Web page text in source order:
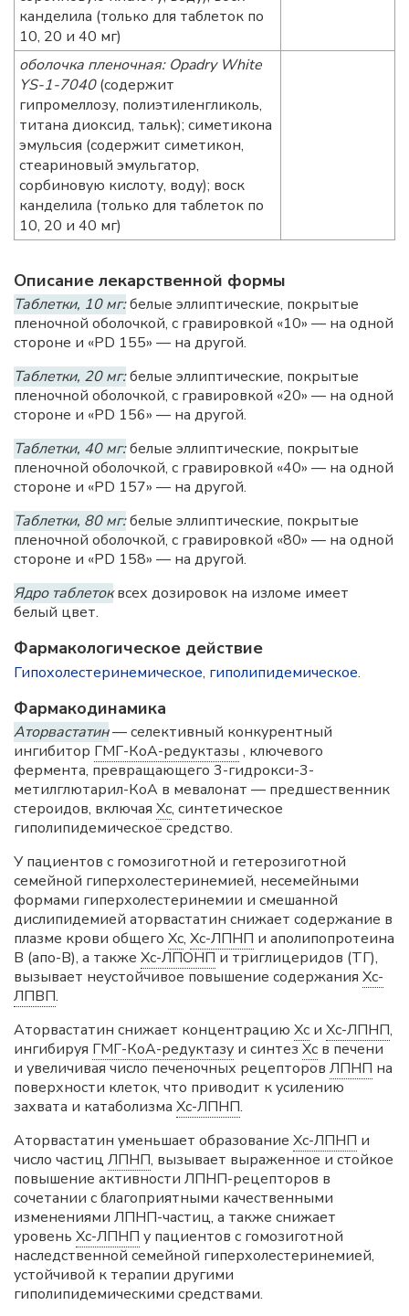
канделила (только для таблеток по
10, 20 и 40 мг)
оболочка пленочная: Opadry White
YS-1-7040(содержит
гипромеллозу, полиэтиленгликоль,
титана диоксид, тальк); симетикона
эмульсия (содержит симетикон,
стеариновый эмульгатор,
сорбиновую кислоту, воду); воск
канделила (только для таблеток по
10, 20 и 40 мг)
Описание лекарственной формы
Таблетки, 10 мг:белые эллиптические, покрытые
пленочной оболочкой, с гравировкой «10» — на одной
стороне и «PD 155» — на другой.
Таблетки, 20 мг:белые эллиптические, покрытые
пленочной оболочкой, с гравировкой «20» — на одной
стороне и «PD 156» — на другой.
Таблетки, 40 мг:белые эллиптические, покрытые
пленочной оболочкой, с гравировкой «40» — на одной
стороне и «PD 157» — на другой.
Таблетки, 80 мг:белые эллиптические, покрытые
пленочной оболочкой, с гравировкой «80» — на одной
стороне и «PD 158» — на другой.
Ядро таблетоквсех дозировок на изломе имеет
белый цвет.
Фармакологическое действие
Гипохолестеринемическое, гиполипидемическое.
Фармакодинамика
Аторвастатин— селективный конкурентный
ингибитор ГМГ-КоА-редуктазы , ключевого
фермента, превращающего 3-гидрокси-3-
метилглютарил-КоА в мевалонат — предшественник
стероидов, включая Хс, синтетическое
гиполипидемическое средство.
У пациентов с гомозиготной и гетерозиготной
семейной гиперхолестеринемией, несемейными
формами гиперхолестеринемии и смешанной
дислипидемией аторвастатин снижает содержание в
плазме крови общего Хс, Хс-ЛПНП и аполипопротеина
В (апо-В), а также Хс-ЛПОНП и триглицеридов (ТГ),
вызывает неустойчивое повышение содержания Хс-
ЛПВП.
Аторвастатин снижает концентрацию Хс и Хс-ЛПНП,
ингибируя ГМГ-КоА-редуктазу и синтез Хс в печени
и увеличивая число печеночных рецепторов ЛПНП на
поверхности клеток, что приводит к усилению
захвата и катаболизма Хс-ЛПНП.
Аторвастатин уменьшает образование Хс-ЛПНП и
число частиц ЛПНП, вызывает выраженное и стойкое
повышение активности ЛПНП-рецепторов в
сочетании с благоприятными качественными
изменениями ЛПНП-частиц, а также снижает
уровень Хс-ЛПНП у пациентов с гомозиготной
наследственной семейной гиперхолестеринемией,
устойчивой к терапии другими
гиполипидемическими средствами.